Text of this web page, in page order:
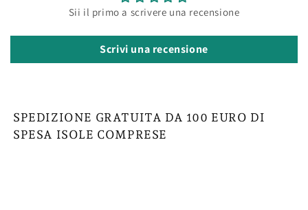
Sii il primo a scrivere una recensione
Scrivi una recensione
SPEDIZIONE GRATUITA DA 100 EURO DI
SPESA ISOLE COMPRESE